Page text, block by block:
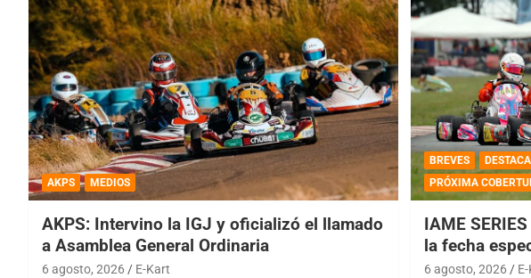
AKPS MEDIOS
AKPS: Intervino la IGJ y oficializó el llamado
a Asamblea General Ordinaria
6 agosto, 2026 E-Kart
BREVES
PRÓXIMA
IAME
la fecha
6 agosto, 2026